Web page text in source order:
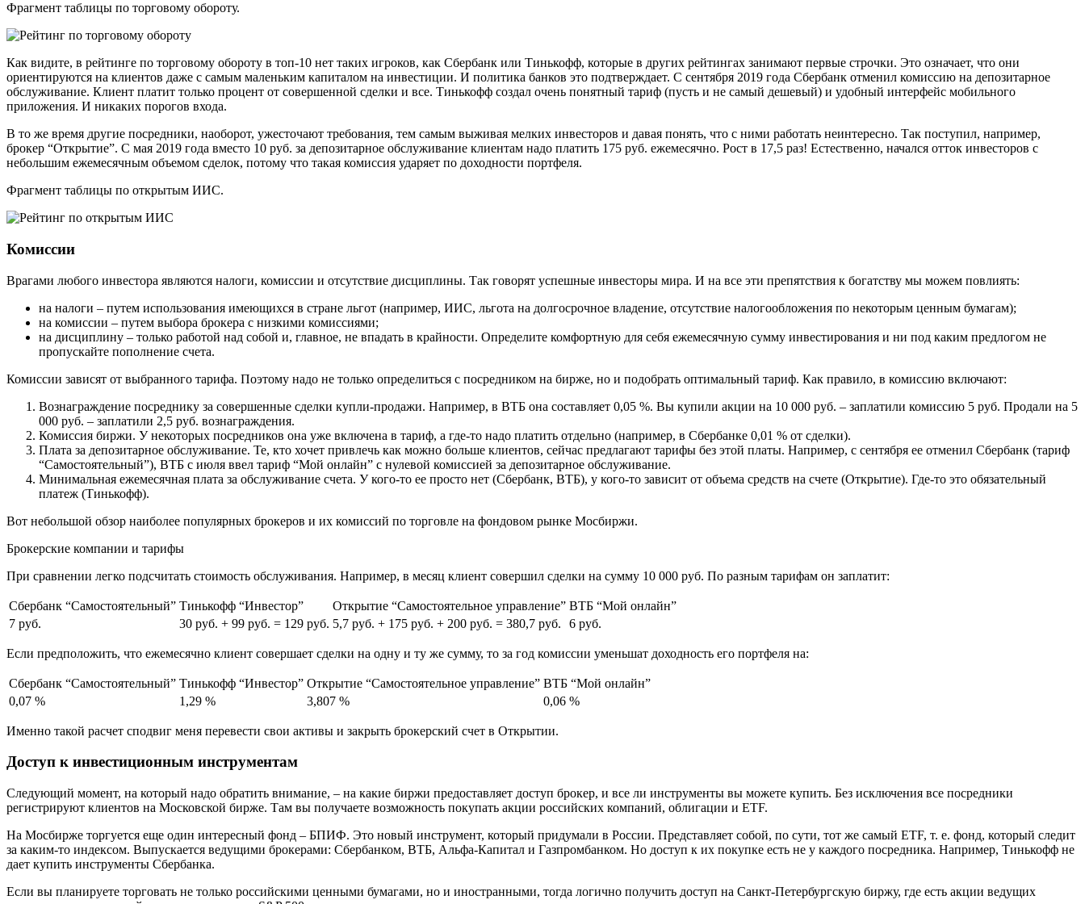
Фрагмент таблицы по торговому обороту.
Как видите, в рейтинге по торговому обороту в топ-10 нет таких игроков, как Сбербанк или Тинькофф, которые в других рейтингах занимают первые строчки. Это означает, что они
ориентируются на клиентов даже с самым маленьким капиталом на инвестиции. И политика банков это подтверждает. С сентября 2019 года Сбербанк отменил комиссию на депозитарное
обслуживание. Клиент платит только процент от совершенной сделки и все. Тинькофф создал очень понятный тариф (пусть и не самый дешевый) и удобный интерфейс мобильного
приложения. И никаких порогов входа.
В то же время другие посредники, наоборот, ужесточают требования, тем самым выживая мелких инвесторов и давая понять, что с ними работать неинтересно. Так поступил, например,
брокер “Открытие”. С мая 2019 года вместо 10 руб. за депозитарное обслуживание клиентам надо платить 175 руб. ежемесячно. Рост в 17,5 раз! Естественно, начался отток инвесторов с
небольшим ежемесячным объемом сделок, потому что такая комиссия ударяет по доходности портфеля.
Фрагмент таблицы по открытым ИИС.
Комиссии
Врагами любого инвестора являются налоги, комиссии и отсутствие дисциплины. Так говорят успешные инвесторы мира. И на все эти препятствия к богатству мы можем повлиять:
на налоги – путем использования имеющихся в стране льгот (например, ИИС, льгота на долгосрочное владение, отсутствие налогообложения по некоторым ценным бумагам);
на комиссии – путем выбора брокера с низкими комиссиями;
на дисциплину – только работой над собой и, главное, не впадать в крайности. Определите комфортную для себя ежемесячную сумму инвестирования и ни под каким предлогом не
пропускайте пополнение счета.
Комиссии зависят от выбранного тарифа. Поэтому надо не только определиться с посредником на бирже, но и подобрать оптимальный тариф. Как правило, в комиссию включают:
Вознаграждение посреднику за совершенные сделки купли-продажи. Например, в ВТБ она составляет 0,05 %. Вы купили акции на 10 000 руб. – заплатили комиссию 5 руб. Продали на 5
000 руб. – заплатили 2,5 руб. вознаграждения.
Комиссия биржи. У некоторых посредников она уже включена в тариф, а где-то надо платить отдельно (например, в Сбербанке 0,01 % от сделки).
Плата за депозитарное обслуживание. Те, кто хочет привлечь как можно больше клиентов, сейчас предлагают тарифы без этой платы. Например, с сентября ее отменил Сбербанк (тариф
“Самостоятельный”), ВТБ с июля ввел тариф “Мой онлайн” с нулевой комиссией за депозитарное обслуживание.
Минимальная ежемесячная плата за обслуживание счета. У кого-то ее просто нет (Сбербанк, ВТБ), у кого-то зависит от объема средств на счете (Открытие). Где-то это обязательный
платеж (Тинькофф).
Вот небольшой обзор наиболее популярных брокеров и их комиссий по торговле на фондовом рынке Мосбиржи.
Брокерские компании и тарифы
При сравнении легко подсчитать стоимость обслуживания. Например, в месяц клиент совершил сделки на сумму 10 000 руб. По разным тарифам он заплатит:
Сбербанк “Самостоятельный” Тинькофф “Инвестор” Открытие “Самостоятельное управление” ВТБ “Мой онлайн”
7 руб.
30 руб. + 99 руб. = 129 руб. 5,7 руб. + 175 руб. + 200 руб. = 380,7 руб. 6 руб.
Если предположить, что ежемесячно клиент совершает сделки на одну и ту же сумму, то за год комиссии уменьшат доходность его портфеля на:
Сбербанк “Самостоятельный” Тинькофф “Инвестор” Открытие “Самостоятельное управление” ВТБ “Мой онлайн”
0,07 %
1,29 % 3,807 % 0,06 %
Именно такой расчет сподвиг меня перевести свои активы и закрыть брокерский счет в Открытии.
Доступ к инвестиционным инструментам
Следующий момент, на который надо обратить внимание, – на какие биржи предоставляет доступ брокер, и все ли инструменты вы можете купить. Без исключения все посредники
регистрируют клиентов на Московской бирже. Там вы получаете возможность покупать акции российских компаний, облигации и ETF.
На Мосбирже торгуется еще один интересный фонд – БПИФ. Это новый инструмент, который придумали в России. Представляет собой, по сути, тот же самый ETF, т. е. фонд, который следит
за каким-то индексом. Выпускается ведущими брокерами: Сбербанком, ВТБ, Альфа-Капитал и Газпромбанком. Но доступ к их покупке есть не у каждого посредника. Например, Тинькофф не
дает купить инструменты Сбербанка.
Если вы планируете торговать не только российскими ценными бумагами, но и иностранными, тогда логично получить доступ на Санкт-Петербургскую биржу, где есть акции ведущих